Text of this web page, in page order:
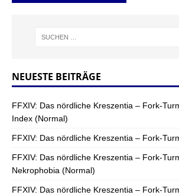
NEUESTE BEITRÄGE
FFXIV: Das nördliche Kreszentia – Fork-
Index (Normal)
FFXIV: Das nördliche Kreszentia – Fork-
FFXIV: Das nördliche Kreszentia – Fork-
Nekrophobia (Normal)
FFXIV: Das nördliche Kreszentia – Fork-